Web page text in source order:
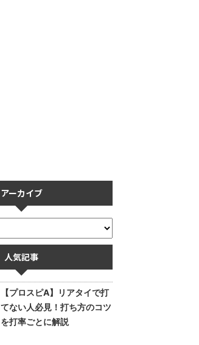
アーカイブ
人気記事
【プロスピA】リアタイで打
てない人必見！打ち方のコツ
を打率ごとに解説